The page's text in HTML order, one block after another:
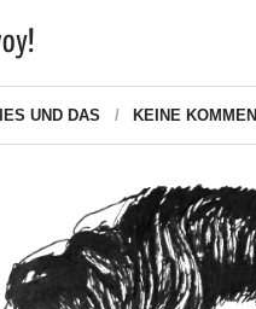
UND DAS KEINE